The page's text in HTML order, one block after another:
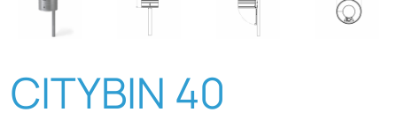
CITYBIN 40